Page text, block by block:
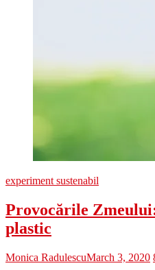
experiment sustenabil
Provocările
plastic
Monica RadulescuMarch 3, 2020